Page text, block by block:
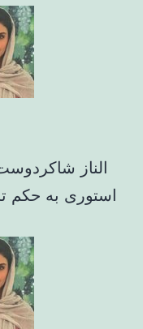
الناز
استوری به حکم